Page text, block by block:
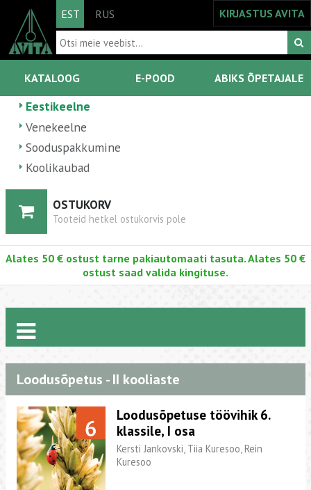
EST RUS KIRJASTUS AVITA
KATALOOG E-POOD ABIKS ÕPETAJALE
Eestikeelne
Venekeelne
Sooduspakkumine
Koolikaubad
OSTUKORV
Tooteid hetkel ostukorvis pole
Alates 50 € ostust tarne pakiautomaati tasuta. Alates 50 €
ostust saad valida kingituse.
Loodusõpetus - II kooliaste
Loodusõpetuse töövihik 6.
klassile, I osa
Kersti Jankovski, Tiia Kuresoo, Rein
Kuresoo